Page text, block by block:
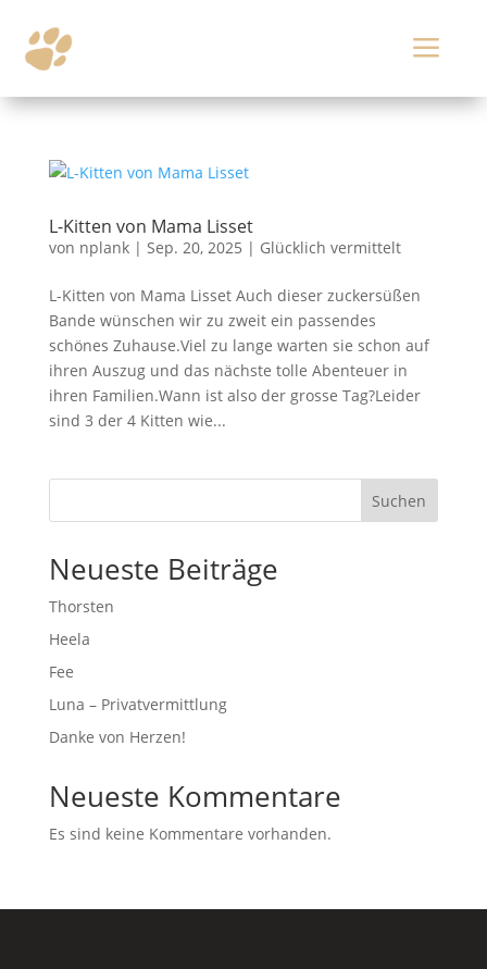
a
L-Kitten von Mama Lisset
von nplank| Sep. 20, 2025 | Glücklich vermittelt
L-Kitten von Mama Lisset Auch dieser zuckersüßen
Bande wünschen wir zu zweit ein passendes
schönes Zuhause.Viel zu lange warten sie schon auf
ihren Auszug und das nächste tolle Abenteuer in
ihren Familien.Wann ist also der grosse Tag?Leider
sind 3 der 4 Kitten wie...
Suchen
Neueste Beiträge
Thorsten
Heela
Fee
Luna – Privatvermittlung
Danke von Herzen!
Neueste Kommentare
Es sind keine Kommentare vorhanden.